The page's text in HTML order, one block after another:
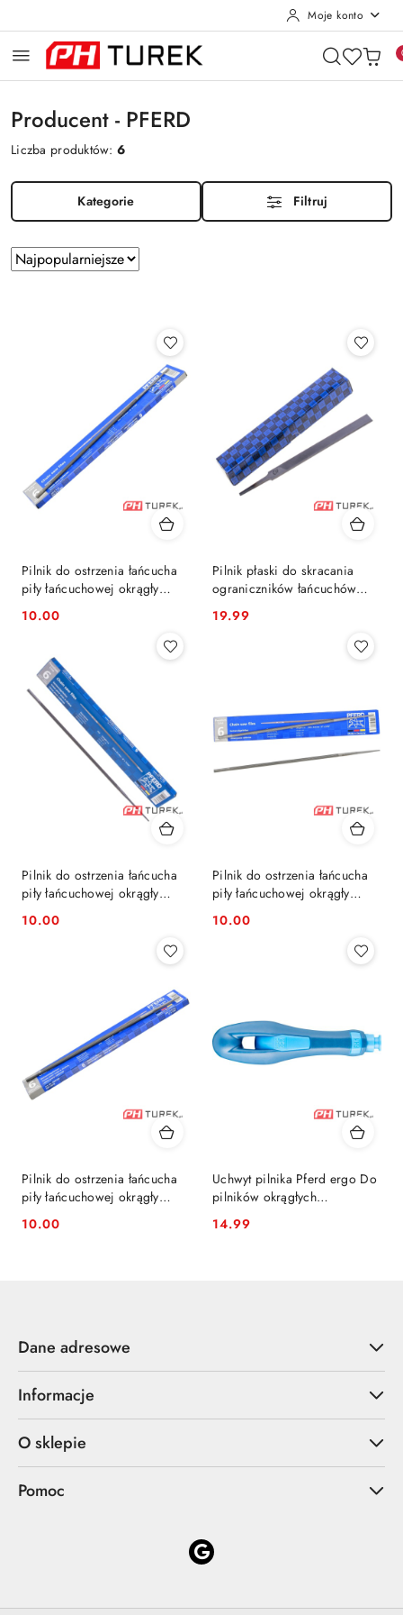
Moje konto
Producent - PFERD
Liczba produktów:6
Kategorie Filtruj
Zastosowano
sortowanie:
Sortuj
według
Pilnik do ostrzenia łańcucha
piły łańcuchowej okrągły
4.0mm pferd
Cena:
10.00
Pilnik płaski do skracania
ograniczników łańcuchów
tnących pilarek Pferd
Cena:
19.99
Pilnik do ostrzenia łańcucha
piły łańcuchowej okrągły
Cena:
10.00
Pilnik do ostrzenia łańcucha
piły łańcuchowej okrągły
Cena:
10.00
Pilnik do ostrzenia łańcucha
piły łańcuchowej okrągły
5.5mm pferd
Cena:
10.00
Uchwyt pilnika Pferd ergo Do
pilników okrągłych
uniwersalny
Cena:
14.99
Dane adresowe
Informacje
O sklepie
Pomoc